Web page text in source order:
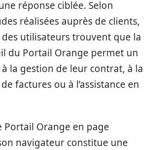
réponse ciblée. Selon
réalisées auprès de clients,
des utilisateurs trouvent que la
du Portail Orange permet un
à la gestion de leur contrat, à la
factures ou à l’assistance en
Portail Orange en page
navigateur constitue une